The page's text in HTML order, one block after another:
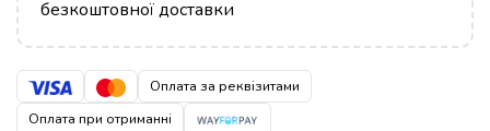
безкоштовної доставки
Оплата за реквізитами
Оплата при отриманні